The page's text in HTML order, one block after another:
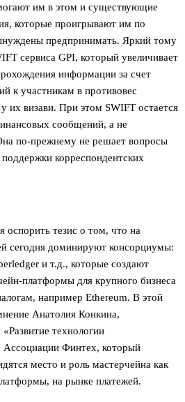
им в этом и существующие
которые проигрывают им по
предпринимать. Яркий тому
сервиса GPI, который увеличивает
информации за счет
к участникам в противовес
их визави. При этом SWIFT остается
сообщений, а не
по-прежнему не решает вопросы
корреспондентских
оспорить тезис о том, что на
сегодня доминируют консорциумы:
и т.д., которые создают
платформы для крупного бизнеса
например Ethereum. В этой
Анатолия Конкина,
технологии
Ассоциации Финтех, который
место и роль мастерчейна как
на рынке платежей.